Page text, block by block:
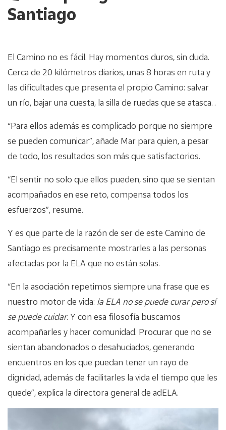
Santiago
El Camino no es fácil. Hay momentos duros, sin duda.
Cerca de 20 kilómetros diarios, unas 8 horas en ruta y
las dificultades que presenta el propio Camino: salvar
un río, bajar una cuesta, la silla de ruedas que se atasca…
“Para ellos además es complicado porque no siempre
se pueden comunicar”, añade Mar para quien, a pesar
de todo, los resultados son más que satisfactorios.
“El sentir no solo que ellos pueden, sino que se sientan
acompañados en ese reto, compensa todos los
esfuerzos”, resume.
Y es que parte de la razón de ser de este Camino de
Santiago es precisamente mostrarles a las personas
afectadas por la ELA que no están solas.
“En la asociación repetimos siempre una frase que es
nuestro motor de vida: la ELA no se puede curar pero sí
se puede cuidar. Y con esa filosofía buscamos
acompañarles y hacer comunidad. Procurar que no se
sientan abandonados o desahuciados, generando
encuentros en los que puedan tener un rayo de
dignidad, además de facilitarles la vida el tiempo que les
quede”, explica la directora general de adELA.